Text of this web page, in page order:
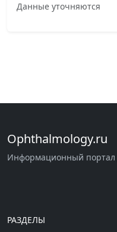
Данные уточняются
Ophthalmology.ru
Информационный портал
РАЗДЕЛЫ